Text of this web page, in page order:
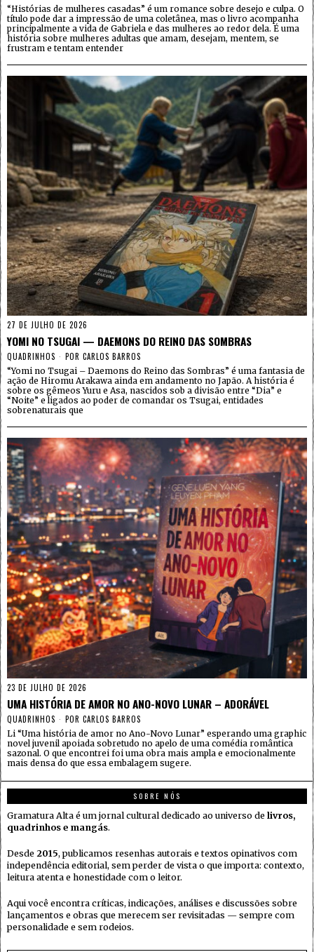
“Histórias de mulheres casadas” é um romance sobre desejo e culpa. O
título pode dar a impressão de uma coletânea, mas o livro acompanha
principalmente a vida de Gabriela e das mulheres ao redor dela. É uma
história sobre mulheres adultas que amam, desejam, mentem, se
frustram e tentam entender
27 DE JULHO DE 2026
YOMI NO TSUGAI — DAEMONS DO REINO DAS SOMBRAS
QUADRINHOS POR CARLOS BARROS
“Yomi no Tsugai – Daemons do Reino das Sombras” é uma fantasia de
ação de Hiromu Arakawa ainda em andamento no Japão. A história é
sobre os gêmeos Yuru e Asa, nascidos sob a divisão entre “Dia” e
“Noite” e ligados ao poder de comandar os Tsugai, entidades
sobrenaturais que
23 DE JULHO DE 2026
UMA HISTÓRIA DE AMOR NO ANO-NOVO LUNAR – ADORÁVEL
QUADRINHOS POR CARLOS BARROS
Li “Uma história de amor no Ano-Novo Lunar” esperando uma graphic
novel juvenil apoiada sobretudo no apelo de uma comédia romântica
sazonal. O que encontrei foi uma obra mais ampla e emocionalmente
mais densa do que essa embalagem sugere.
SOBRE NÓS
Gramatura Alta é um jornal cultural dedicado ao universo de livros,
quadrinhos e mangás.
Desde 2015, publicamos resenhas autorais e textos opinativos com
independência editorial, sem perder de vista o que importa: contexto,
leitura atenta e honestidade com o leitor.
Aqui você encontra críticas, indicações, análises e discussões sobre
lançamentos e obras que merecem ser revisitadas — sempre com
personalidade e sem rodeios.